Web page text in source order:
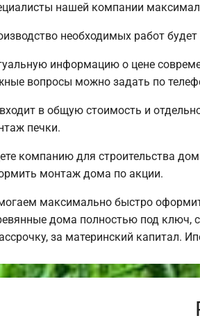
нашей компании
необходимых работ
информацию о цене
вопросы можно задать по
в общую стоимость и
печки.
компанию для строительства
монтаж дома по акции.
максимально быстро
дома полностью под ключ,
за материнский капитал.